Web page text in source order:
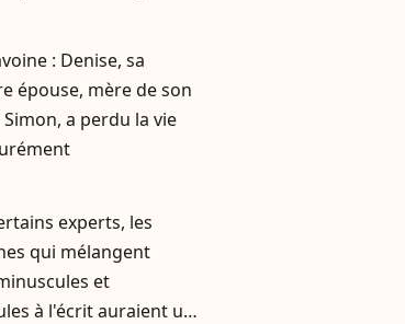
: Denise, sa
épouse, mère de son
a perdu la vie
experts, les
qui mélangent
et
à l'écrit auraient un